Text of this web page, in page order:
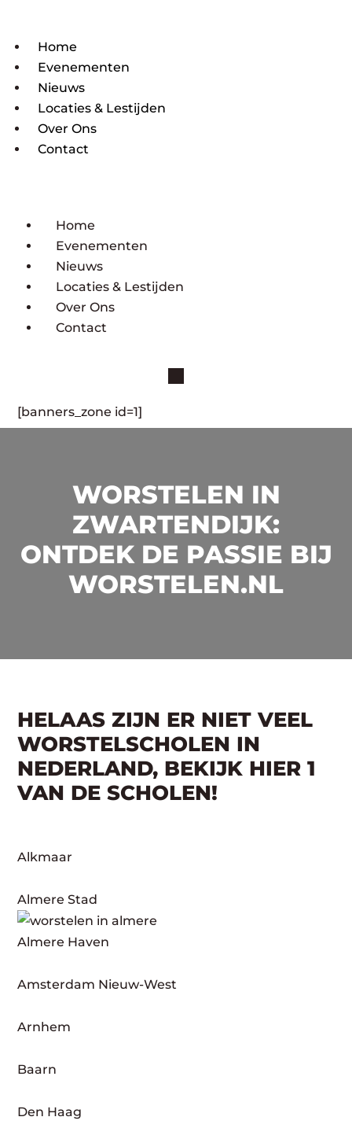
Home
Evenementen
Nieuws
Locaties & Lestijden
Over Ons
Contact
Home
Evenementen
Nieuws
Locaties & Lestijden
Over Ons
Contact
[banners_zone id=1]
WORSTELEN IN
ZWARTENDIJK:
ONTDEK DE PASSIE BIJ
WORSTELEN.NL
HELAAS ZIJN ER NIET VEEL
WORSTELSCHOLEN IN
NEDERLAND, BEKIJK HIER 1
VAN DE SCHOLEN!
Alkmaar
Almere Stad
Almere Haven
Amsterdam Nieuw-West
Arnhem
Baarn
Den Haag